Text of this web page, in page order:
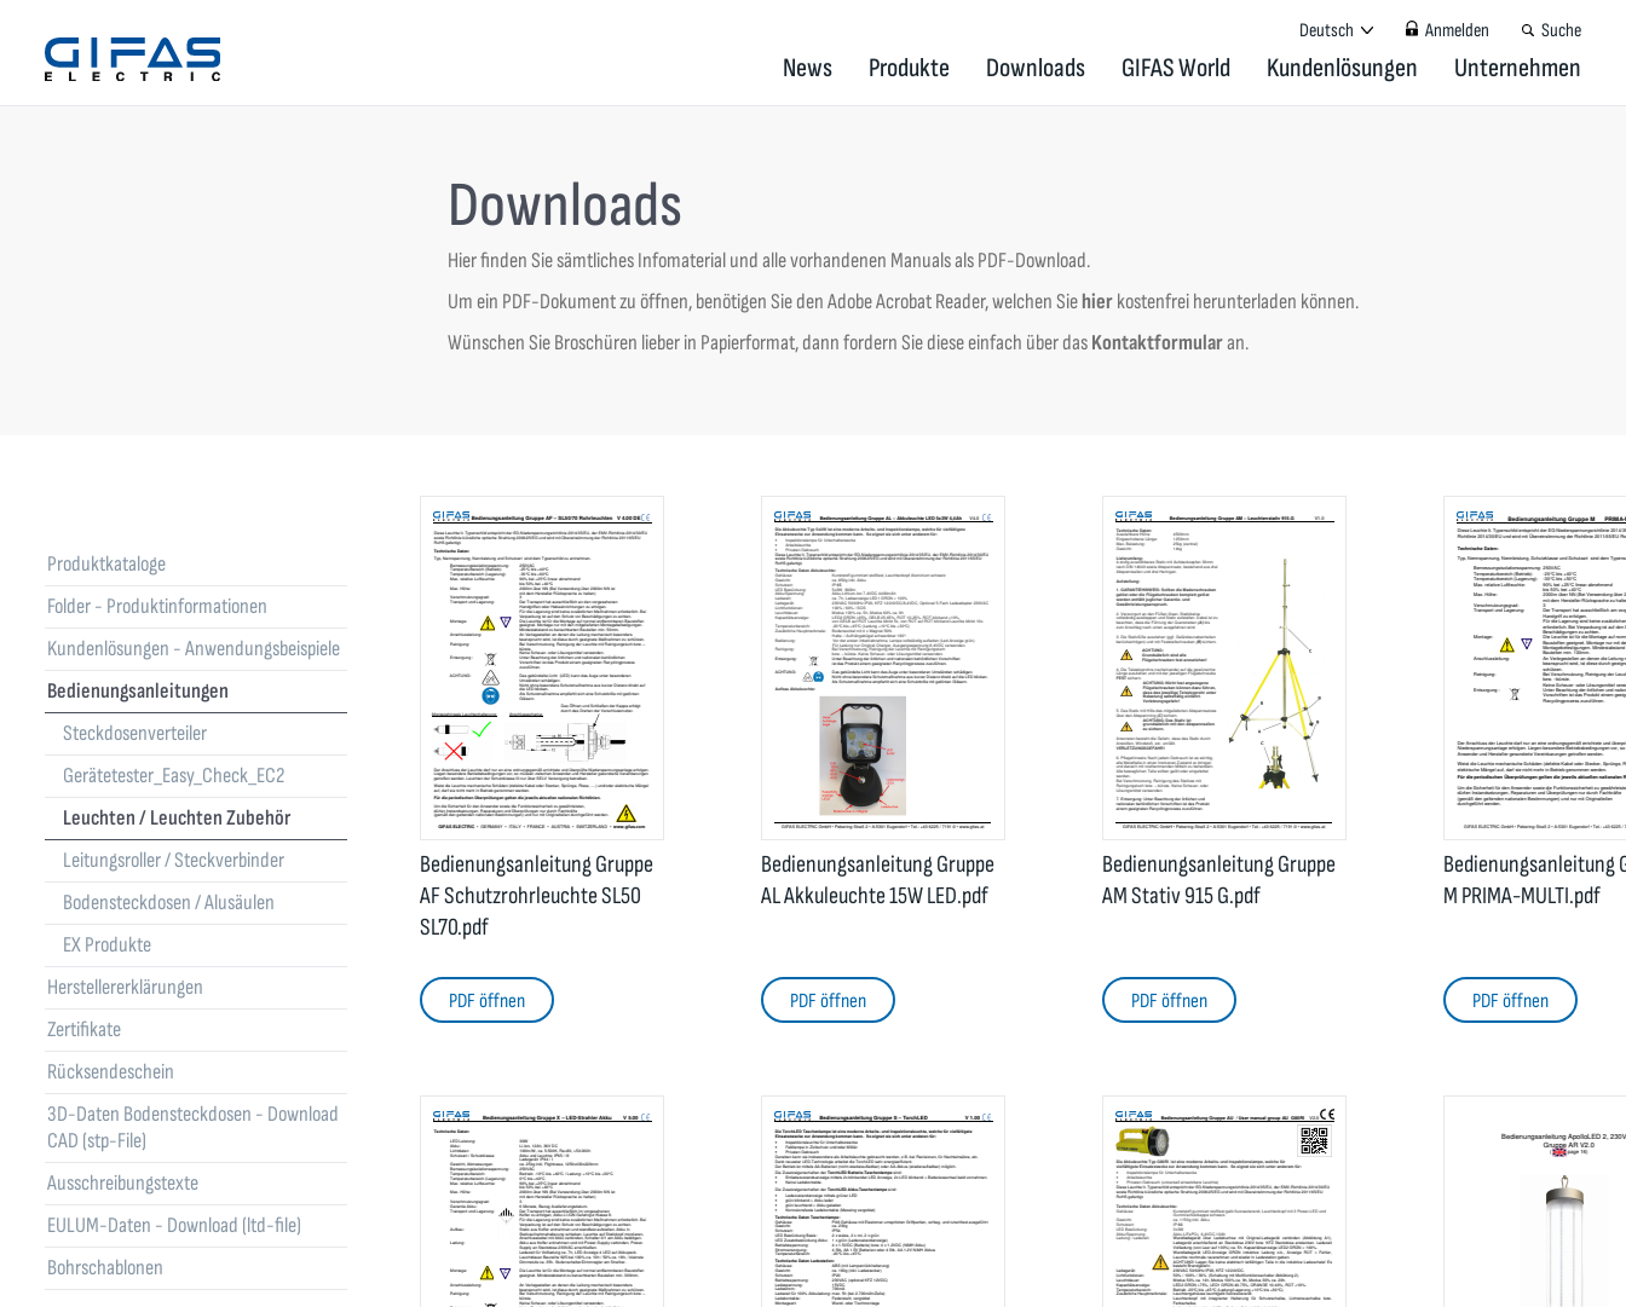
Deutsch Anmelden Suche
News Produkte Downloads GIFAS World Kundenlösungen Unternehmen
Downloads
Hier finden Sie sämtliches Infomaterial und alle vorhandenen Manuals als PDF-Download.
Um ein PDF-Dokument zu öffnen, benötigen Sie den Adobe Acrobat Reader, welchen Siehierkostenfrei herunterladen können.
Wünschen Sie Broschüren lieber in Papierformat, dann fordern Sie diese einfach über dasKontaktformularan.
Produktkataloge
Folder - Produktinformationen
Kundenlösungen - Anwendungsbeispiele
Bedienungsanleitungen
Steckdosenverteiler
Gerätetester_Easy_Check_EC2
Leuchten / Leuchten Zubehör
Leitungsroller / Steckverbinder
Bodensteckdosen / Alusäulen
EX Produkte
Herstellererklärungen
Zertifikate
Rücksendeschein
3D-Daten Bodensteckdosen - Download
CAD (stp-File)
Ausschreibungstexte
EULUM-Daten - Download (ltd-file)
Bohrschablonen
Bedienungsanleitung Gruppe
AF Schutzrohrleuchte SL50
SL70.pdf
PDF öffnen
Bedienungsanleitung Gruppe
AL Akkuleuchte 15W LED.pdf
PDF öffnen
Bedienungsanleitung Gruppe
AM Stativ 915 G.pdf
PDF öffnen
Bedienungsanleitung
M PRIMA-MULTI.pdf
PDF öffnen